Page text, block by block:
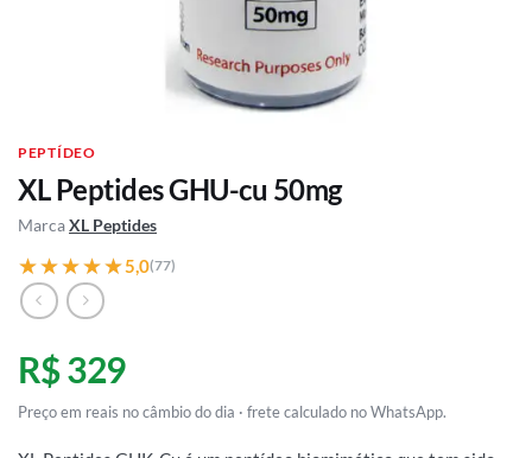
PEPTÍDEO
XL Peptides GHU-cu 50mg
MarcaXL Peptides
★★★★★
★★★★★5,0(77)
R$ 329
Preço em reais no câmbio do dia · frete calculado no WhatsApp.